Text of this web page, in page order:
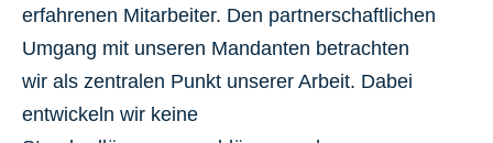
erfahrenen Mitarbeiter. Den partnerschaftlichen
Umgang mit unseren Mandanten betrachten
wir als zentralen Punkt unserer Arbeit. Dabei
entwickeln wir keine